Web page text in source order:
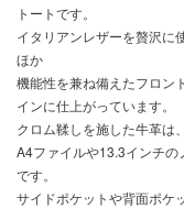
トートです。
イタリアンレザーを贅沢に
ほか
機能性を兼ね備えたフロン
インに仕上がっています。
クロム鞣しを施した牛革は
A4ファイルや13.3インチ
です。
サイドポケットや背面ポケ